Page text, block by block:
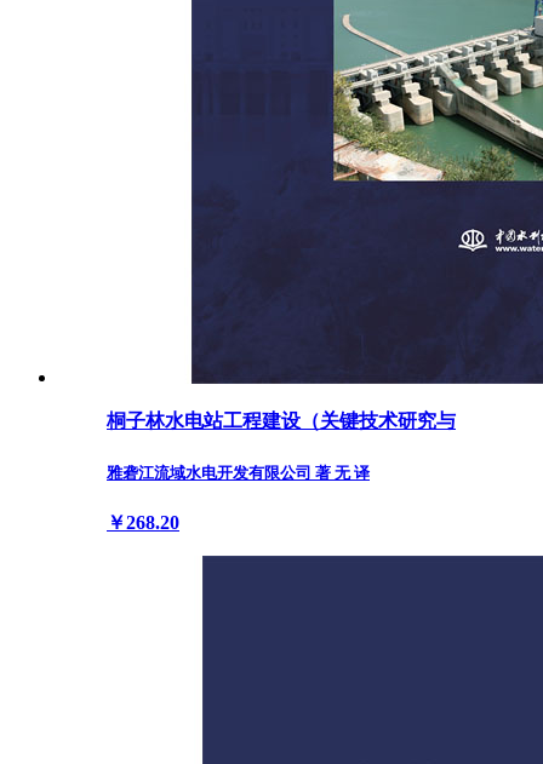
桐子林水电站工程建设（关键技术研究与
雅砻江流域水电开发有限公司 著 无 译
￥268.20